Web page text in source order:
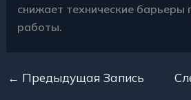
снижает технические барьеры
работы.
← Предыдущая Запись